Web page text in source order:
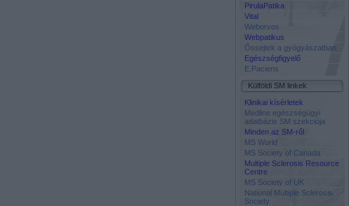
PirulaPatika
Vital
Weborvos
Webpatikus
Őssejtek a gyógyászatban
Egészségfigyelő
E.Paciens
Külföldi SM linkek
Klinikai kísérletek
Medline egészségügyi
adatbázis SM szekciója
Minden az SM-ről
MS World
MS Society of Canada
Multiple Sclerosis Resource
Centre
MS Society of UK
National Multiple Sclerosis
Society